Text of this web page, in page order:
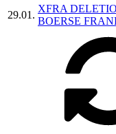
29.01.
XFRA
BOERSE